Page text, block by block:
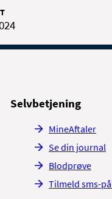
Selvbetjening
MineAftaler
Se din journal
Blodprøve
Tilmeld sms-